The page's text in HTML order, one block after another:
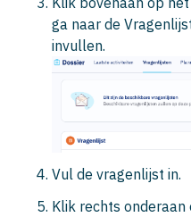
ga naar de
invullen.
Vul de vragenlijst in.
Klik rechts onderaan